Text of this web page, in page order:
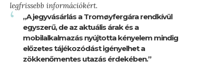
legfrissebb információkért.
„A jegyvásárlás a Tromøyfergára rendkívül
egyszerű, de az aktuális árak és a
mobilalkalmazás nyújtotta kényelem mindig
előzetes tájékozódást igényelhet a
zökkenőmentes utazás érdekében.”